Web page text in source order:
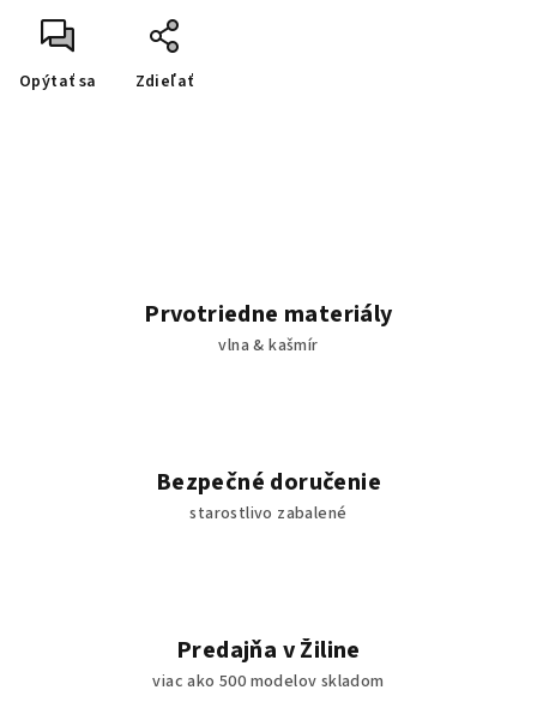
Opýtať sa Zdieľať
Prvotriedne materiály
vlna & kašmír
Bezpečné doručenie
starostlivo zabalené
Predajňa v Žiline
viac ako 500 modelov skladom